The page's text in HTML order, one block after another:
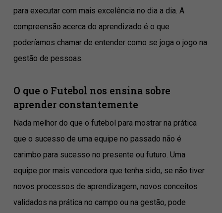
para executar com mais excelência no dia a dia. A
compreensão acerca do aprendizado é o que
poderíamos chamar de entender como se joga o jogo na
gestão de pessoas.
O que o Futebol nos ensina sobre
aprender constantemente
Nada melhor do que o futebol para mostrar na prática
que o sucesso de uma equipe no passado não é
carimbo para sucesso no presente ou futuro. Uma
equipe por mais vencedora que tenha sido, se não tiver
novos processos de aprendizagem, novos conceitos
validados na prática no campo ou na gestão, pode